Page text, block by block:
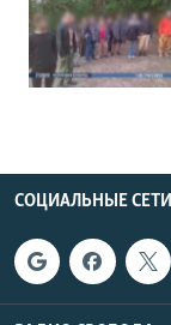
СОЦИАЛЬНЫЕ СЕТИ